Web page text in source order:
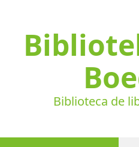
Biblioteca de